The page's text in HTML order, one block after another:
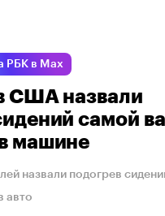
РБК в Max
США назвали
самой
машине
назвали подогрев
авто